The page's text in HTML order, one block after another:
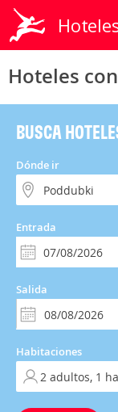
Hoteles
BUSCA
Dónde ir
Entrada
Salida
Habitaciones